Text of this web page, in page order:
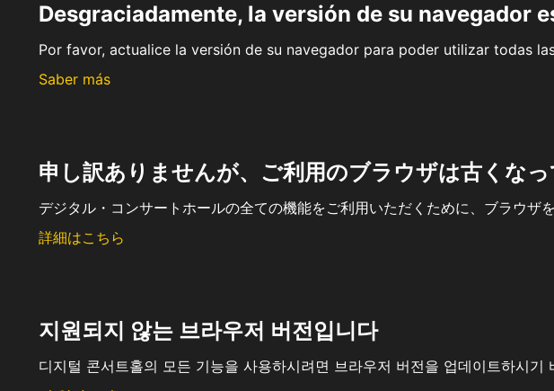
Desgraciadamente, la versión de su navegador
Por favor, actualice la versión de su navegador para poder utilizar todas
Saber más
申し訳ありませんが、ご利用のブラウザは古くな
デジタル・コンサートホールの全ての機能をご利用いただくために、ブラウザ
詳細はこちら
지원되지 않는 브라우저 버전입니다
디지털 콘서트홀의 모든 기능을 사용하시려면 브라우저 버전을 업데이트하시기